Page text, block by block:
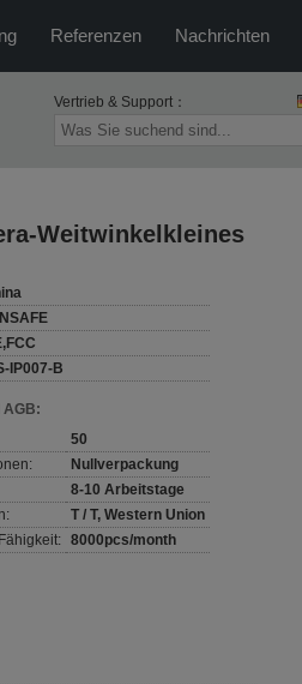
Referenzen Nachrichten
Vertrieb & Support：
Weitwinkelkleines
IP007-B
AGB:
50
Nullverpackung
8-10 Arbeitstage
T / T, Western Union
8000pcs/month